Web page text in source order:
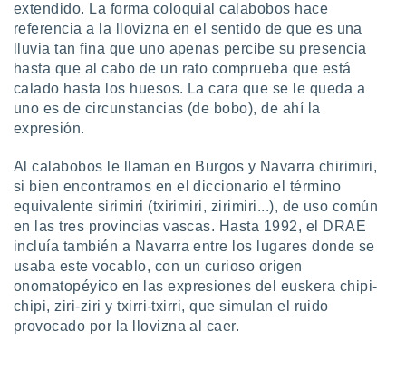
e
mediante
de
1199
extendido. La forma coloquial calabobos hace
referencia a la llovizna en el sentido de que es una
lluvia tan fina que uno apenas percibe su presencia
hasta que al cabo de un rato comprueba que está
calado hasta los huesos. La cara que se le queda a
uno es de circunstancias (de bobo), de ahí la
expresión.
Al calabobos le llaman en Burgos y Navarra chirimiri,
si bien encontramos en el diccionario el término
equivalente sirimiri (txirimiri, zirimiri...), de uso común
en las tres provincias vascas. Hasta 1992, el DRAE
incluía también a Navarra entre los lugares donde se
usaba este vocablo, con un curioso origen
onomatopéyico en las expresiones del euskera chipi-
chipi, ziri-ziri y txirri-txirri, que simulan el ruido
provocado por la llovizna al caer.